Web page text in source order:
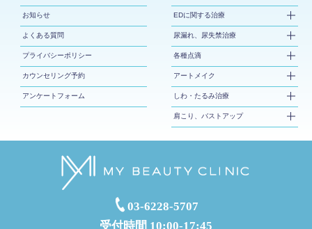
お知らせ
よくある質問
プライバシーポリシー
カウンセリング予約
アンケートフォーム
EDに関する治療
尿漏れ、尿失禁治療
各種点滴
アートメイク
しわ・たるみ治療
肩こり、バストアップ
03-6228-5707
受付時間 10:00-17:45